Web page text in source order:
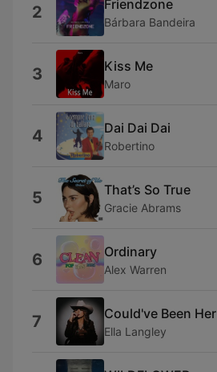
2 Friendzone
Bárbara Bandeira
3 Kiss Me
Maro
4 Dai Dai Dai
Robertino
5 That’s So True
Gracie Abrams
6 Ordinary
Alex Warren
7 Could've Been Her
Ella Langley